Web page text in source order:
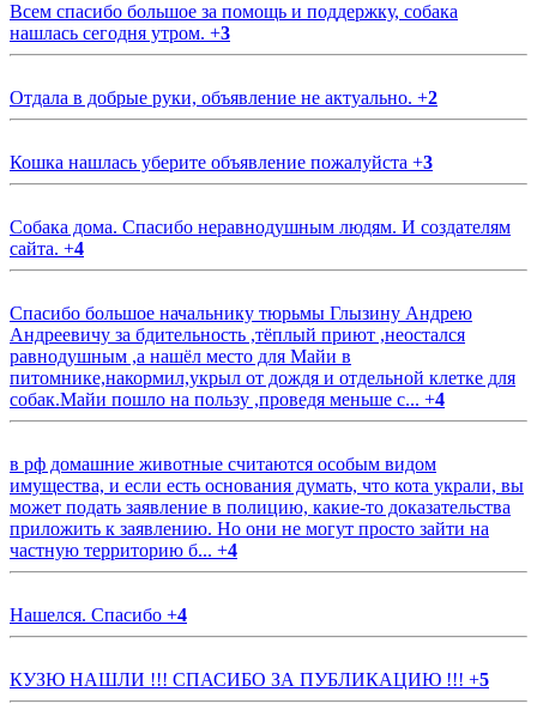
Всем спасибо большое за помощь и поддержку, собака
нашлась сегодня утром. +3
Отдала в добрые руки, объявление не актуально. +2
Кошка нашлась уберите объявление пожалуйста +3
Собака дома. Спасибо неравнодушным людям. И создателям
сайта. +4
Спасибо большое начальнику тюрьмы Глызину Андрею
Андреевичу за бдительность ,тёплый приют ,неостался
равнодушным ,а нашёл место для Майи в
питомнике,накормил,укрыл от дождя и отдельной клетке для
собак.Майи пошло на пользу ,проведя меньше с... +4
в рф домашние животные считаются особым видом
имущества, и если есть основания думать, что кота украли, вы
может подать заявление в полицию, какие-то доказательства
приложить к заявлению. Но они не могут просто зайти на
частную территорию б... +4
Нашелся. Спасибо +4
КУЗЮ НАШЛИ !!! СПАСИБО ЗА ПУБЛИКАЦИЮ !!! +5